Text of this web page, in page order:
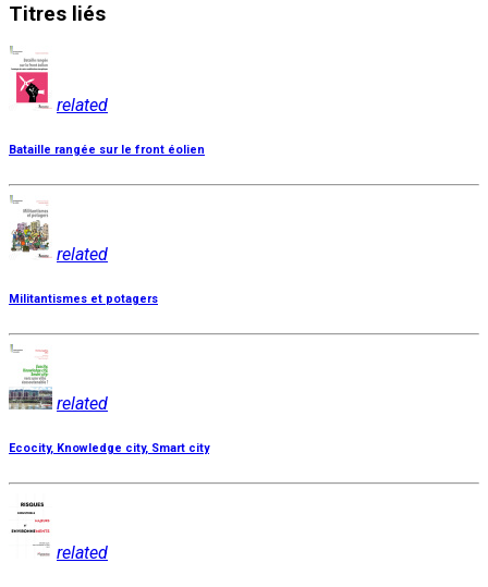
Titres liés
related
Bataille rangée sur le front éolien
related
Militantismes et potagers
related
Ecocity, Knowledge city, Smart city
related